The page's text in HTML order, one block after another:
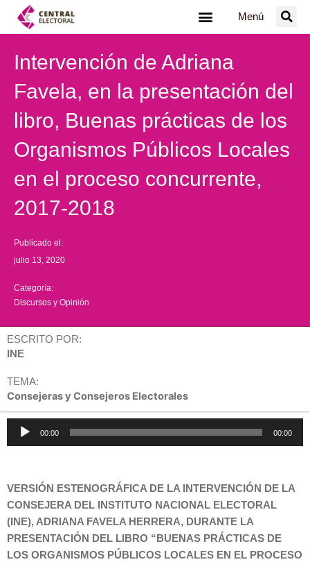
Menú
Intervención de Adriana
Favela, en la presentación del
libro, Buenas prácticas de los
Organismos Públicos Locales
en el proceso concurrente,
2017-2018
Publicado el:
julio 13, 2020
Categoría:
Discursos y Opinión
ESCRITO POR:
INE
TEMA:
Consejeras y Consejeros Electorales
Reproductor
00:00 00:00
VERSIÓN ESTENOGRÁFICA DE LA INTERVENCIÓN DE LA
CONSEJERA DEL INSTITUTO NACIONAL ELECTORAL
(INE), ADRIANA FAVELA HERRERA, DURANTE LA
PRESENTACIÓN DEL LIBRO “BUENAS PRÁCTICAS DE
LOS ORGANISMOS PÚBLICOS LOCALES EN EL PROCESO